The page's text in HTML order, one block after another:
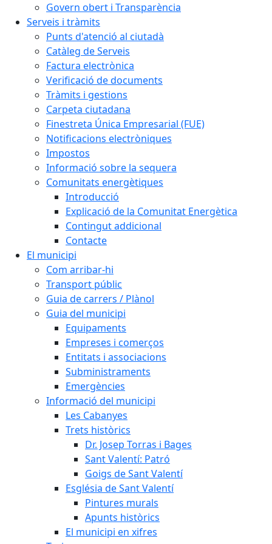
Govern obert i Transparència
Serveis i tràmits
Punts d'atenció al ciutadà
Catàleg de Serveis
Factura electrònica
Verificació de documents
Tràmits i gestions
Carpeta ciutadana
Finestreta Única Empresarial (FUE)
Notificacions electròniques
Impostos
Informació sobre la sequera
Comunitats energètiques
Introducció
Explicació de la Comunitat Energètica
Contingut addicional
Contacte
El municipi
Com arribar-hi
Transport públic
Guia de carrers / Plànol
Guia del municipi
Equipaments
Empreses i comerços
Entitats i associacions
Subministraments
Emergències
Informació del municipi
Les Cabanyes
Trets històrics
Dr. Josep Torras i Bages
Sant Valentí: Patró
Goigs de Sant Valentí
Església de Sant Valentí
Pintures murals
Apunts històrics
El municipi en xifres